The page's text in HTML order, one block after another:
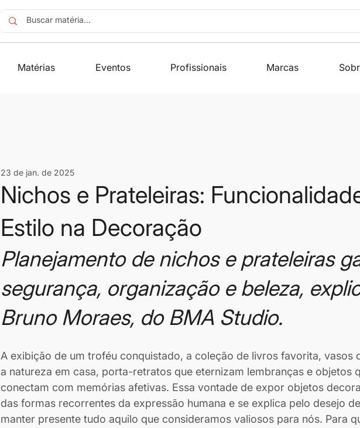
Matérias Eventos Profissionais Marcas
Nichos e Prateleiras:
Estilo na Decoração
23 de jan. de 2025
Planejamento de nichos e prateleiras
segurança, organização e beleza,
Bruno Moraes, do BMA Studio.
A exibição de um troféu conquistado, a coleção de livros favorita, vasos
a natureza em casa, porta-retratos que eternizam lembranças e objetos
conectam com memórias afetivas. Essa vontade de expor objetos
das formas recorrentes da expressão humana e se explica pelo desejo
manter presente tudo aquilo que consideramos valiosos para nós. Para